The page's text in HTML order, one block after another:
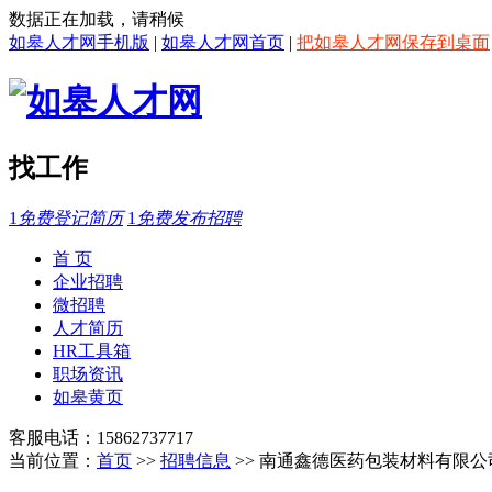
数据正在加载，请稍候
如皋人才网手机版 | 如皋人才网首页 | 把如皋人才网保存到桌面
找工作
1 免费登记简历 1 免费发布招聘
首 页
企业招聘
微招聘
人才简历
HR工具箱
职场资讯
如皋黄页
客服电话：15862737717
当前位置： 首页 >> 招聘信息 >> 南通鑫德医药包装材料有限公